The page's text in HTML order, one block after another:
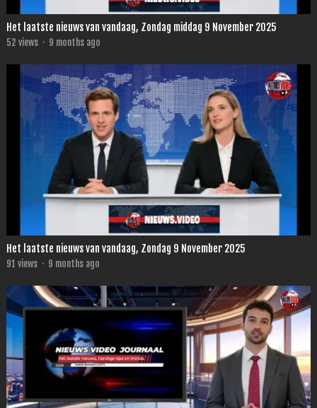
Het laatste nieuws van vandaag, Zondag middag 9 November 2025
52 views · 9 months ago
Het laatste nieuws van vandaag, Zondag 9 November 2025
91 views · 9 months ago